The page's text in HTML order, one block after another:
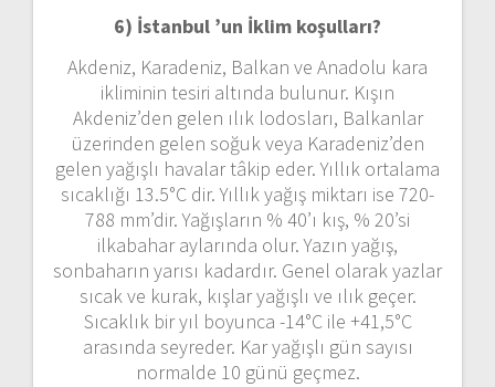
6) İstanbul ’un İklim koşulları?
Akdeniz, Karadeniz, Balkan ve Anadolu kara
ikliminin tesiri altında bulunur. Kışın
Akdeniz’den gelen ılık lodosları, Balkanlar
üzerinden gelen soğuk veya Karadeniz’den
gelen yağışlı havalar tâkip eder. Yıllık ortalama
sıcaklığı 13.5°C dir. Yıllık yağış miktarı ise 720-
788 mm’dir. Yağışların % 40’ı kış, % 20’si
ilkabahar aylarında olur. Yazın yağış,
sonbaharın yarısı kadardır. Genel olarak yazlar
sıcak ve kurak, kışlar yağışlı ve ılık geçer.
Sıcaklık bir yıl boyunca -14°C ile +41,5°C
arasında seyreder. Kar yağışlı gün sayısı
normalde 10 günü geçmez.